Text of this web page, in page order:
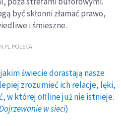
być skłonni złamać prawo,
i śmieszne.
POLECA
świecie dorastają nasze
zrozumieć ich relacje, lęki,
w której offline już nie istnieje.
w sieci)